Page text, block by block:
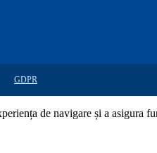
GDPR
de navigare și a